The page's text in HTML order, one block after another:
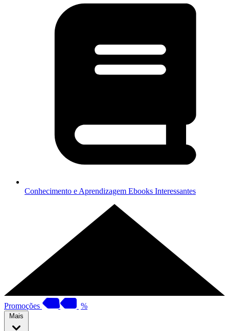
Conhecimento e Aprendizagem Ebooks Interessantes
Promoções %
Mais